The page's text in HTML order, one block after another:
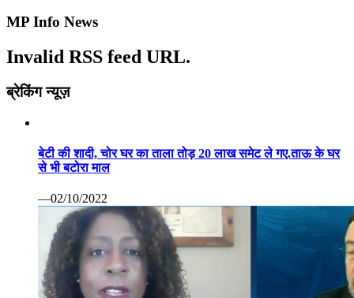
MP Info News
Invalid RSS feed URL.
ब्रेकिंग न्यूज़
बेटी की शादी, चोर घर का ताला तोड़ 20 लाख समेट ले गए.ताऊ के घर
से भी बटोरा माल
—02/10/2022